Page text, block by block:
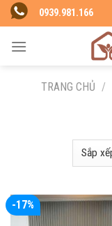
Skip
to
content
0939.981.166
TRANG CHỦ /
-17%